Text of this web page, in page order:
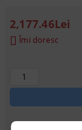
2,177.46Lei
Îmi doresc